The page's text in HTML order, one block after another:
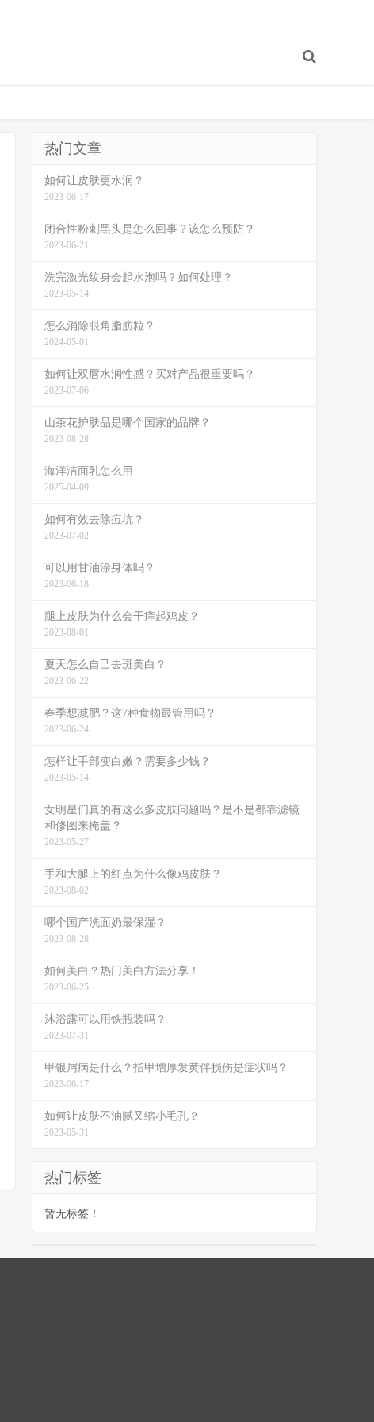
热门文章
如何让皮肤更水润？
2023-06-17
闭合性粉刺黑头是怎么回事？该怎么预防？
2023-06-21
洗完激光纹身会起水泡吗？如何处理？
2023-05-14
怎么消除眼角脂肪粒？
2024-05-01
如何让双唇水润性感？买对产品很重要吗？
2023-07-06
山茶花护肤品是哪个国家的品牌？
2023-08-28
海洋洁面乳怎么用
2025-04-09
如何有效去除痘坑？
2023-07-02
可以用甘油涂身体吗？
2023-06-18
腿上皮肤为什么会干痒起鸡皮？
2023-08-01
夏天怎么自己去斑美白？
2023-06-22
春季想减肥？这7种食物最管用吗？
2023-06-24
怎样让手部变白嫩？需要多少钱？
2023-05-14
女明星们真的有这么多皮肤问题吗？是不是都靠滤镜
和修图来掩盖？
2023-05-27
手和大腿上的红点为什么像鸡皮肤？
2023-08-02
哪个国产洗面奶最保湿？
2023-08-28
如何美白？热门美白方法分享！
2023-06-25
沐浴露可以用铁瓶装吗？
2023-07-31
甲银屑病是什么？指甲增厚发黄伴损伤是症状吗？
2023-06-17
如何让皮肤不油腻又缩小毛孔？
2023-05-31
热门标签
暂无标签！